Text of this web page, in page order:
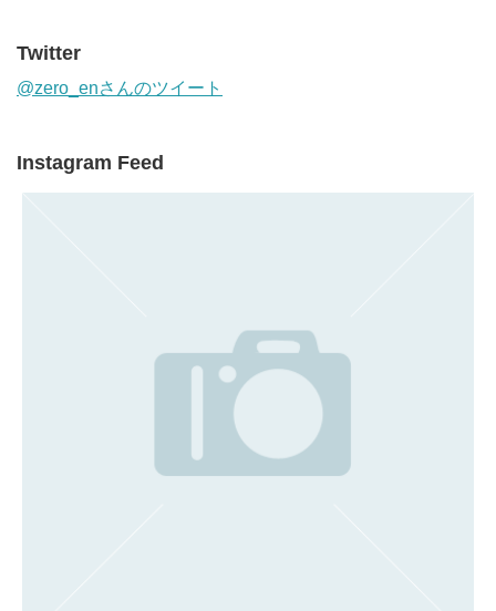
Twitter
@zero_enさんのツイート
Instagram Feed